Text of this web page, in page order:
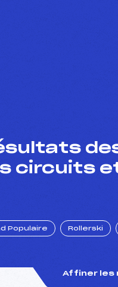
circuits
Populaire Rollerski
Affiner